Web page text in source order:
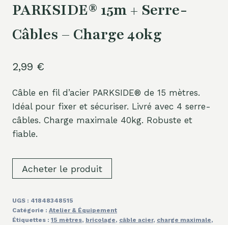
PARKSIDE® 15m + Serre-
Câbles – Charge 40kg
2,99 €
Câble en fil d’acier PARKSIDE® de 15 mètres.
Idéal pour fixer et sécuriser. Livré avec 4 serre-
câbles. Charge maximale 40kg. Robuste et
fiable.
Acheter le produit
UGS : 41848348515
Catégorie : Atelier & Équipement
Étiquettes : 15 mètres, bricolage, câble acier, charge maximale,